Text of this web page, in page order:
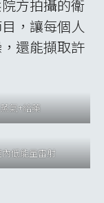
深老師車教
捲起袖子，
們體會藥針
的自生韓方